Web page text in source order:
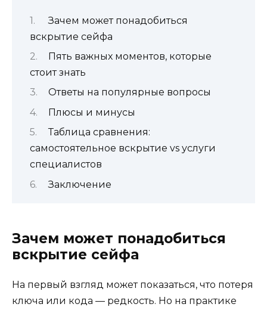
Зачем может понадобиться
вскрытие сейфа
Пять важных моментов, которые
стоит знать
Ответы на популярные вопросы
Плюсы и минусы
Таблица сравнения:
самостоятельное вскрытие vs услуги
специалистов
Заключение
Зачем может понадобиться
вскрытие сейфа
На первый взгляд может показаться, что потеря
ключа или кода — редкость. Но на практике